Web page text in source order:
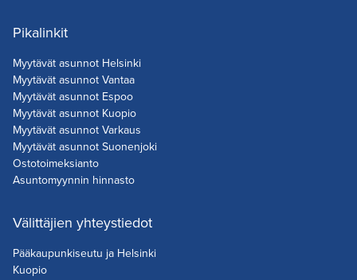
Pikalinkit
Myytävät asunnot Helsinki
Myytävät asunnot Vantaa
Myytävät asunnot Espoo
Myytävät asunnot Kuopio
Myytävät asunnot Varkaus
Myytävät asunnot Suonenjoki
Ostotoimeksianto
Asuntomyynnin hinnasto
Välittäjien yhteystiedot
Pääkaupunkiseutu ja Helsinki
Kuopio